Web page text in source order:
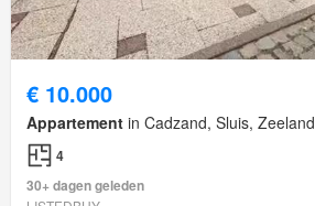
€ 10.000
Appartement in Cadzand, Sluis, Zeeland
4
30+ dagen geleden